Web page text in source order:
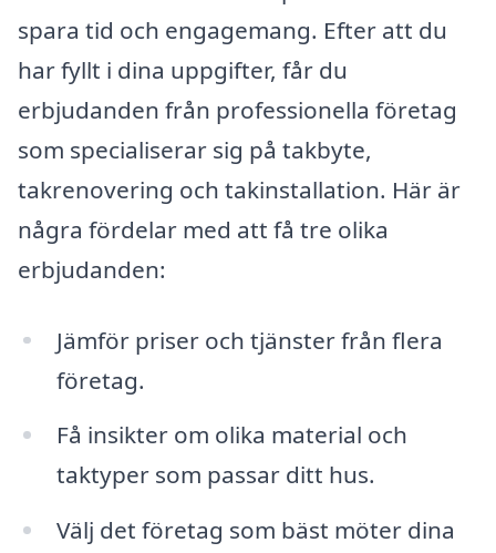
spara tid och engagemang. Efter att du
har fyllt i dina uppgifter, får du
erbjudanden från professionella företag
som specialiserar sig på takbyte,
takrenovering och takinstallation. Här är
några fördelar med att få tre olika
erbjudanden:
Jämför priser och tjänster från flera
företag.
Få insikter om olika material och
taktyper som passar ditt hus.
Välj det företag som bäst möter dina